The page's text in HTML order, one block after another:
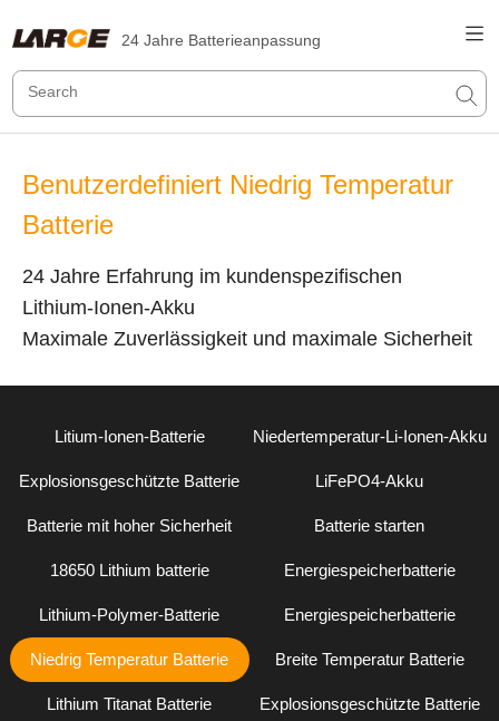
24 Jahre Batterieanpassung
Benutzerdefiniert Niedrig Temperatur
Batterie
24 Jahre Erfahrung im kundenspezifischen
Lithium-Ionen-Akku
Maximale Zuverlässigkeit und maximale Sicherheit
Litium-Ionen-Batterie Niedertemperatur-Li-Ionen-Akku
Explosionsgeschützte Batterie LiFePO4-Akku
Batterie mit hoher Sicherheit Batterie starten
18650 Lithium batterie Energiespeicherbatterie
Lithium-Polymer-Batterie Energiespeicherbatterie
Niedrig Temperatur Batterie Breite Temperatur Batterie
Lithium Titanat Batterie Explosionsgeschützte Batterie